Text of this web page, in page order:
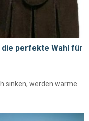
die perfekte Wahl für
sinken, werden warme